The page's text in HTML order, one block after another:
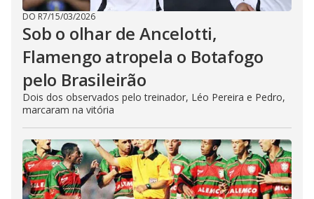
DO R7/15/03/2026
Sob o olhar de Ancelotti,
Flamengo atropela o Botafogo
pelo Brasileirão
Dois dos observados pelo treinador, Léo Pereira e Pedro,
marcaram na vitória